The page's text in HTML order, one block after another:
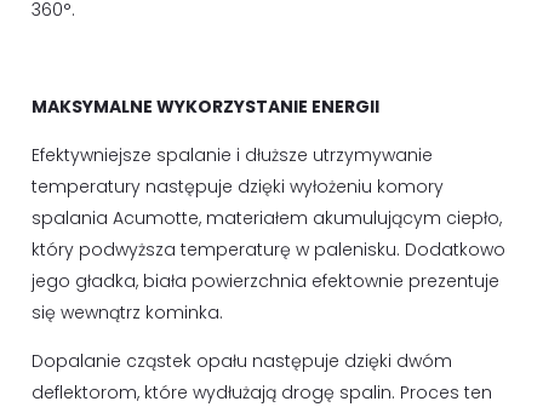
360°.
MAKSYMALNE WYKORZYSTANIE ENERGII
Efektywniejsze spalanie i dłuższe utrzymywanie
temperatury następuje dzięki wyłożeniu komory
spalania Acumotte, materiałem akumulującym ciepło,
który podwyższa temperaturę w palenisku. Dodatkowo
jego gładka, biała powierzchnia efektownie prezentuje
się wewnątrz kominka.
Dopalanie cząstek opału następuje dzięki dwóm
deflektorom, które wydłużają drogę spalin. Proces ten